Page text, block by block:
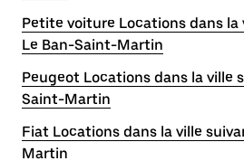
Petite voiture Locations dans la
Le Ban-Saint-Martin
Peugeot Locations dans la ville
Saint-Martin
Fiat Locations dans la ville
Martin